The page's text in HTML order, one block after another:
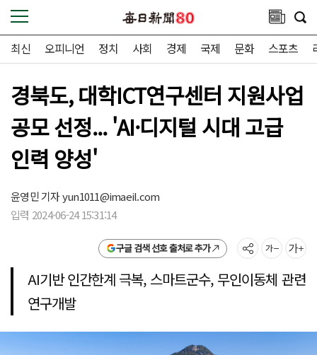
최신 오피니언 정치 사회 경제 국제 문화 스포츠
경북도, 대학ICT연구센터 지원사업
공모 선정... 'AI·디지털 시대 고급
인력 양성'
윤영민 기자yun1011@imaeil.com
입력 2024-06-24 15:31:14
구글 검색 선호 출처로 추가
AI기반 인간한계 극복, 스마트군수, 무인이동체 관련
연구개발